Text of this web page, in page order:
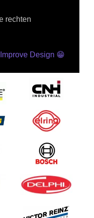
rechten
Improve Design 😁